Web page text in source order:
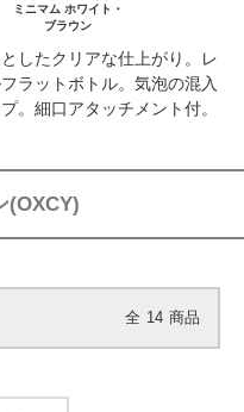
ミニマム ホワイト・
ブラウン
したクリアな仕上がり。レ
ラットボトル。気泡の混入
。細口アタッチメント付。
(OXCY)
全 14 商品